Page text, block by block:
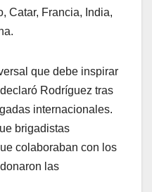
Catar, Francia, India,
que debe inspirar
Rodríguez tras
internacionales.
brigadistas
colaboraban con los
las